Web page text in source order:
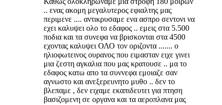
.. ενας ακομη μεγαλυτερος εφιαλτης μας
περιμενε .... αντικρυσαμε ενα ασπρο σεντονι να
εχει καλυψει ολο το εδαφος .. εμεις στα 5.500
ποδια και τα συνεφα να βρισκονται στα 4500
εχοντας καλυψει ΟΛΟ τον οριζοντα ....... ο
ηλιοφωτεινος ουρανος που ειμασταν ειχε γινει
μια ζεστη αγκαλια που μας κρατουσε .. μα το
εδαφος κατω απο τα συννεφα εμοιαζε σαν
αγνωστο και ανεξερευνητο μυθο .. δεν το
βλεπαμε , δεν ειχαμε εκαπιδευτει για πτηση
βασιζομενη σε οργανα και τα αεροπλανα μας